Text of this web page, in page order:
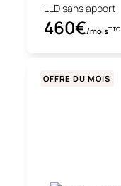
LLD sans apport
460€/moisTTC
OFFRE DU MOIS